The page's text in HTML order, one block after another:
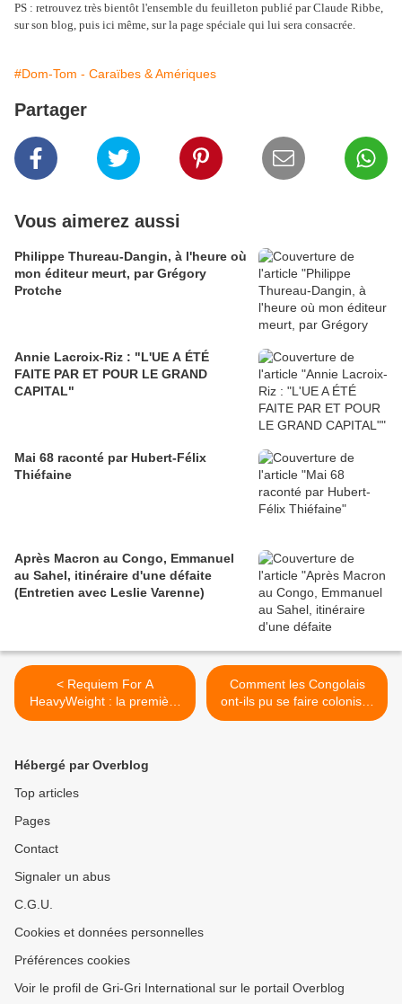
PS : retrouvez très bientôt l'ensemble du feuilleton publié par Claude Ribbe,
sur son blog, puis ici même, sur la page spéciale qui lui sera consacrée.
#Dom-Tom - Caraïbes & Amériques
Partager
Vous aimerez aussi
Philippe Thureau-Dangin, à l'heure où
mon éditeur meurt, par Grégory
Protche
Annie Lacroix-Riz : "L'UE A ÉTÉ
FAITE PAR ET POUR LE GRAND
CAPITAL"
Mai 68 raconté par Hubert-Félix
Thiéfaine
Après Macron au Congo, Emmanuel
au Sahel, itinéraire d'une défaite
(Entretien avec Leslie Varenne)
< Requiem For A
HeavyWeight : la première
fois que Cassius Marcellus
Comment les Congolais
ont-ils pu se faire coloniser
par "ces gens-là" ? >
Hébergé par Overblog
Top articles
Pages
Contact
Signaler un abus
C.G.U.
Cookies et données personnelles
Préférences cookies
Voir le profil de Gri-Gri International sur le portail Overblog